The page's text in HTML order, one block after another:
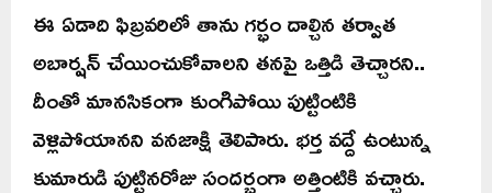
ఈ ఏడాది ఫిబ్రవరిలో తాను గర్భం దాల్చిన తర్వాత
అబార్షన్ చేయించుకోవాలని తనపై ఒత్తిడి తెచ్చారని..
దీంతో మానసికంగా కుంగిపోయి పుట్టింటికి
వెళ్లిపోయానని వనజాక్షి తెలిపారు. భర్త వద్దే ఉంటున్న
కుమారుడి పుట్టినరోజు సందర్భంగా అత్తింటికి వచ్చారు.